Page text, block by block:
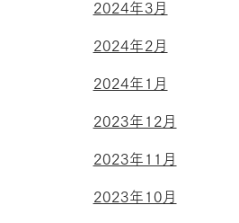
2024年3月
2024年2月
2024年1月
2023年12月
2023年11月
2023年10月